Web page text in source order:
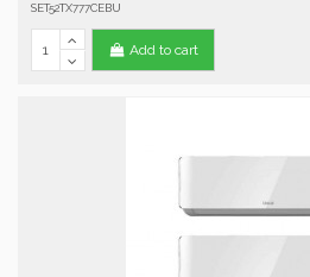
SET52TX777CEBU
Add to cart